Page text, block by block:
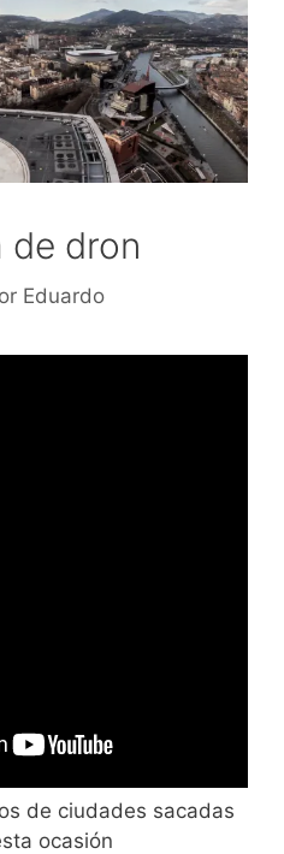
de dron
Eduardo
de ciudades sacadas
ocasión